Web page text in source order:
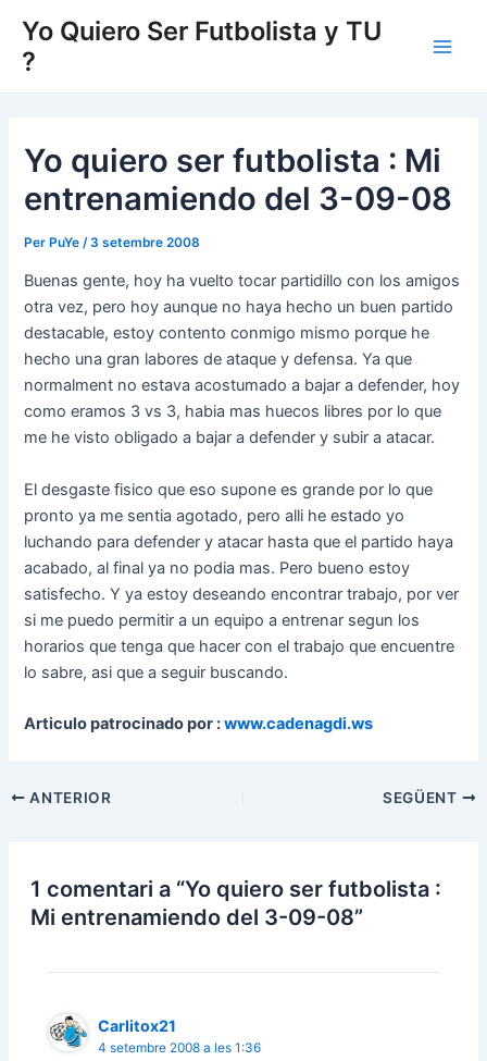
contingut
Yo Quiero Ser Futbolista y TU
?
Yo quiero ser futbolista : Mi
entrenamiendo del 3-09-08
Per PuYe/3 setembre 2008
Buenas gente, hoy ha vuelto tocar partidillo con los amigos
otra vez, pero hoy aunque no haya hecho un buen partido
destacable, estoy contento conmigo mismo porque he
hecho una gran labores de ataque y defensa. Ya que
normalment no estava acostumado a bajar a defender, hoy
como eramos 3 vs 3, habia mas huecos libres por lo que
me he visto obligado a bajar a defender y subir a atacar.
El desgaste fisico que eso supone es grande por lo que
pronto ya me sentia agotado, pero alli he estado yo
luchando para defender y atacar hasta que el partido haya
acabado, al final ya no podia mas. Pero bueno estoy
satisfecho. Y ya estoy deseando encontrar trabajo, por ver
si me puedo permitir a un equipo a entrenar segun los
horarios que tenga que hacer con el trabajo que encuentre
lo sabre, asi que a seguir buscando.
Articulo patrocinado por :www.cadenagdi.ws
Navegació
ANTERIOR SEGÜENT
1 comentari a “Yo quiero ser futbolista :
Mi entrenamiendo del 3-09-08”
Carlitox21
4 setembre 2008 a les 1:36